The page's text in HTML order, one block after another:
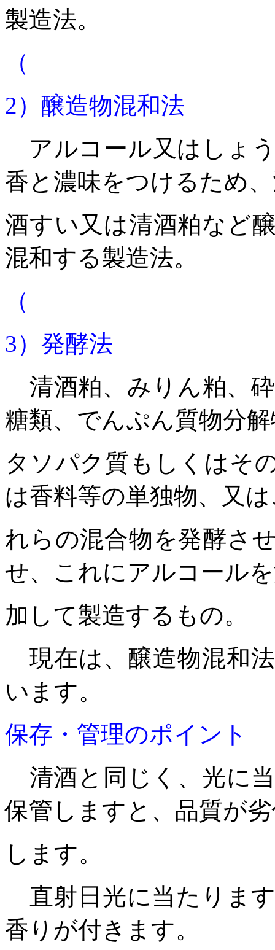
製造法。
（
2）醸造物混和法
アルコール又はしょ
香と濃味をつけるため
酒すい又は清酒粕など
混和する製造法。
（
3）発酵法
清酒粕、みりん粕、
糖類、でんぷん質物分
タソパク質もしくはそ
は香料等の単独物、又
れらの混合物を発酵さ
せ、これにアルコール
加して製造するもの。
現在は、醸造物混和
います。
保存・管理のポイント
清酒と同じく、光に
保管しますと、品質が
します。
直射日光に当たりま
香りが付きます。